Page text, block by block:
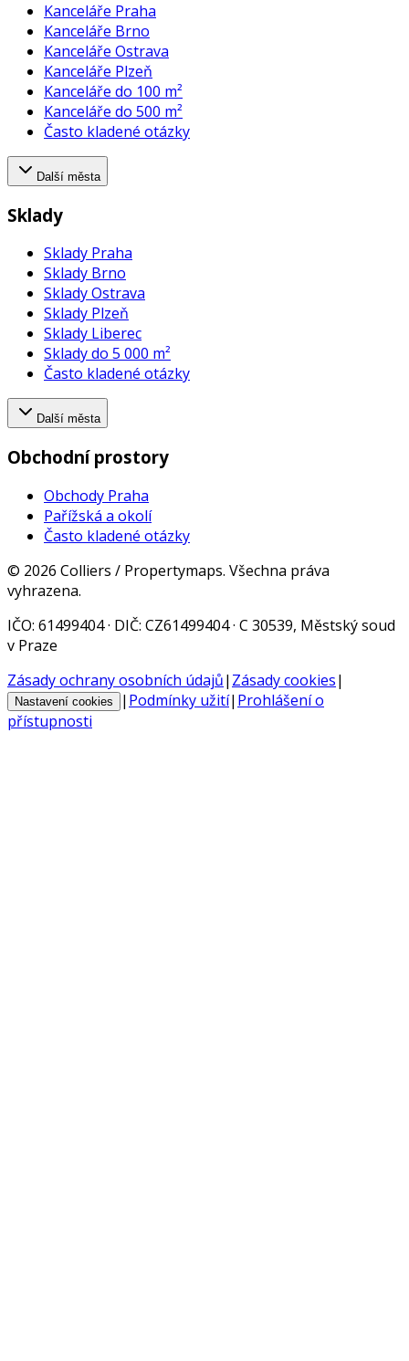
Kanceláře Praha
Kanceláře Brno
Kanceláře Ostrava
Kanceláře Plzeň
Kanceláře do 100 m²
Kanceláře do 500 m²
Často kladené otázky
Další města
Sklady
Sklady Praha
Sklady Brno
Sklady Ostrava
Sklady Plzeň
Sklady Liberec
Sklady do 5 000 m²
Často kladené otázky
Další města
Obchodní prostory
Obchody Praha
Pařížská a okolí
Často kladené otázky
© 2026 Colliers / Propertymaps. Všechna práva
vyhrazena.
IČO: 61499404 · DIČ: CZ61499404 · C 30539, Městský soud
v Praze
Zásady ochrany osobních údajů| Zásady cookies|
Nastavení cookies | Podmínky užití| Prohlášení o
přístupnosti